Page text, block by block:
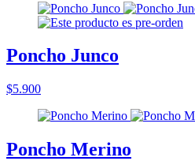
Poncho Junco
$5.900
Poncho Merino